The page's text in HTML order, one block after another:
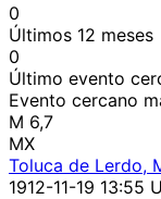
0
Últimos 12 meses
0
Último evento
Evento cercano
M 6,7
MX
Toluca de Lerdo,
1912-11-19 13:55